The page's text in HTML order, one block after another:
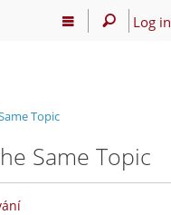
Log in
Topic
Same Topic